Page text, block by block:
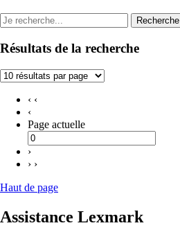
Recherche
Résultats de la recherche
‹ ‹
‹
Page actuelle
›
› ›
Haut de page
Assistance Lexmark